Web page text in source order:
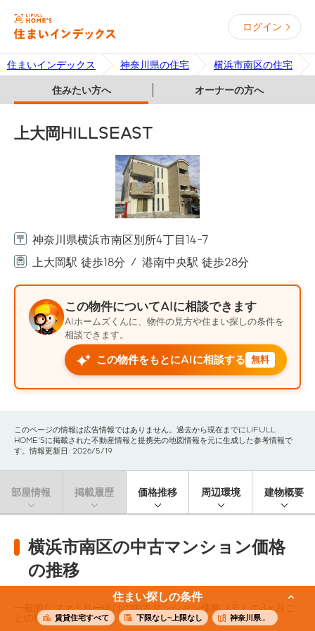
ログイン
住まいインデックス 神奈川県の住宅 横浜市南区の住宅
住みたい方へ オーナーの方へ
住まい探しの条件
賃貸住宅すべて 下限なし~上限なし 神奈川県横浜市南区
上大岡HILLSEAST
神奈川県横浜市南区別所4丁目14-7
上大岡駅 徒歩18分
港南中央駅 徒歩28分
この物件についてAIに相談できます
AIホームズくんに、物件の見方や住まい探しの条件を
相談できます。
この物件をもとにAIに相談する 無料
このページの情報は広告情報ではありません。過去から現在までにLIFULL
HOME'Sに掲載された不動産情報と提携先の地図情報を元に生成した参考情報で
す。情報更新日: 2026/5/19
部屋情報 掲載履歴 価格推移 周辺環境 建物概要
横浜市南区の中古マンション価格
の推移
一般的なファミリー向けの中古マンション価格（※）の3ヶ月ご
との推移です。